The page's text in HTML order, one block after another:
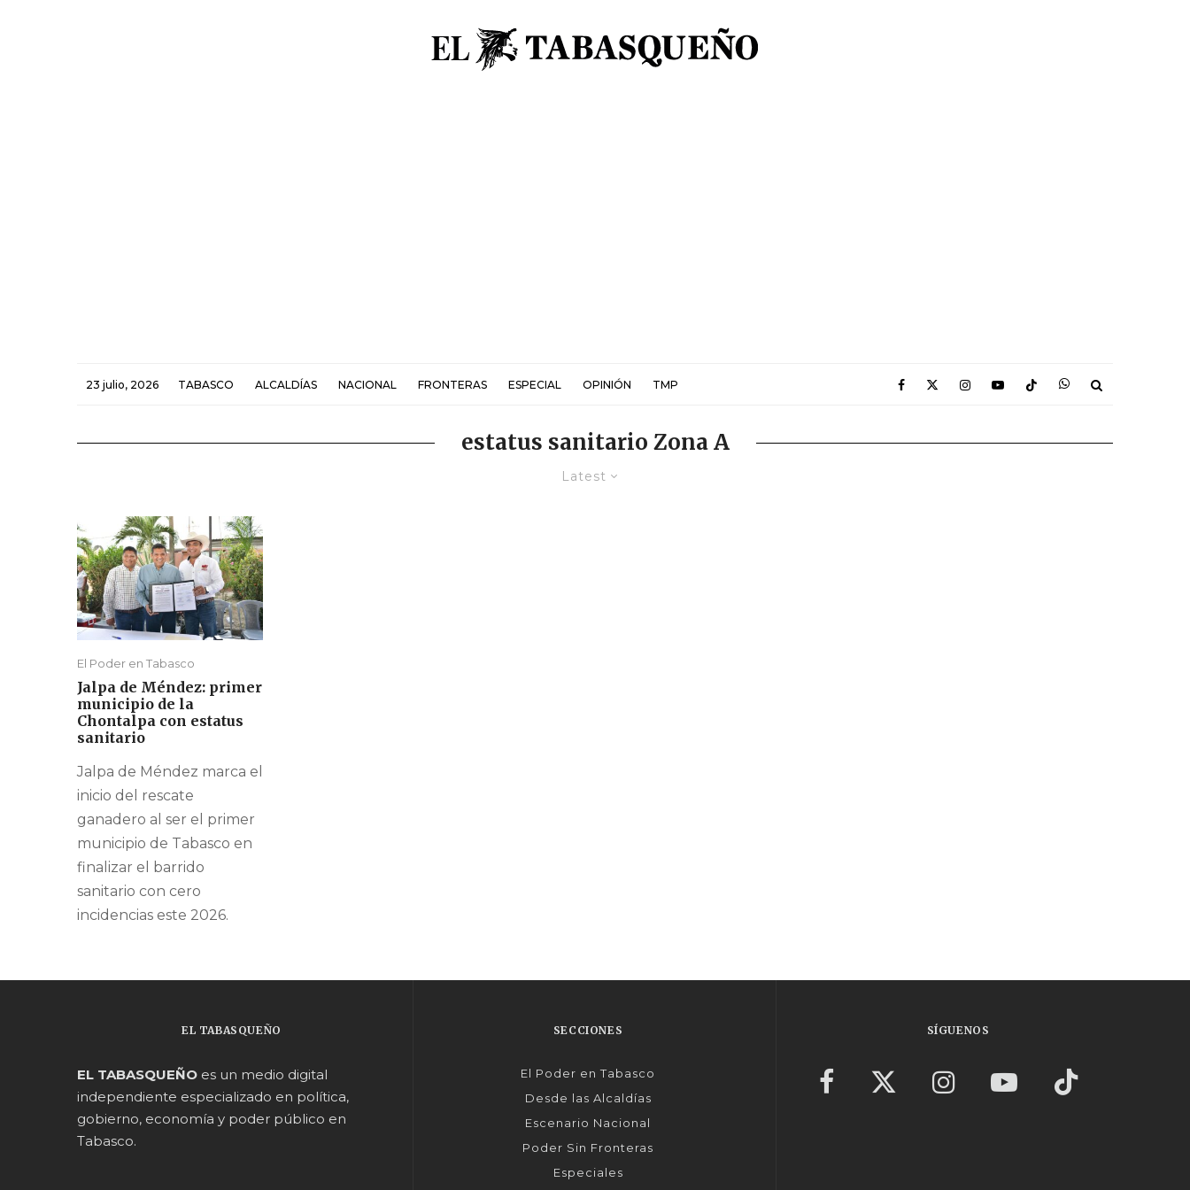
23 julio, 2026 TABASCO ALCALDÍAS NACIONAL FRONTERAS ESPECIAL OPINIÓN TMP
estatus sanitario Zona A
Latest
El Poder en Tabasco
Jalpa de Méndez: primer
municipio de la
Chontalpa con estatus
sanitario
Jalpa de Méndez marca el
inicio del rescate
ganadero al ser el primer
municipio de Tabasco en
finalizar el barrido
sanitario con cero
incidencias este 2026.
EL TABASQUEÑO
EL TABASQUEÑO es un medio digital
independiente especializado en política,
gobierno, economía y poder público en
Tabasco.
SECCIONES
El Poder en Tabasco
Desde las Alcaldías
Escenario Nacional
Poder Sin Fronteras
Especiales
SÍGUENOS